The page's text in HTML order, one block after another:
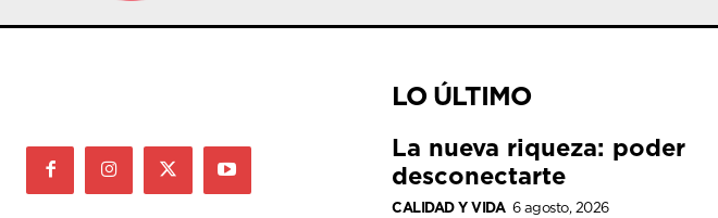
LO ÚLTIMO
La nueva riqueza: poder
desconectarte
CALIDAD Y VIDA 6 agosto, 2026